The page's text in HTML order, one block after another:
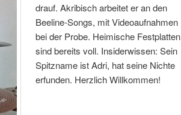
drauf. Akribisch arbeitet er an den
Beeline-Songs, mit Videoaufnahmen
bei der Probe. Heimische Festplatten
sind bereits voll. Insiderwissen: Sein
Spitzname ist Adri, hat seine Nichte
erfunden. Herzlich Willkommen!